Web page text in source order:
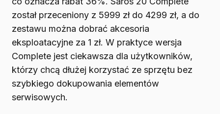
został przeceniony z 5999 zł do 4299 zł, a do
zestawu można dobrać akcesoria
eksploatacyjne za 1 zł. W praktyce wersja
Complete jest ciekawsza dla użytkowników,
którzy chcą dłużej korzystać ze sprzętu bez
szybkiego dokupowania elementów
serwisowych.